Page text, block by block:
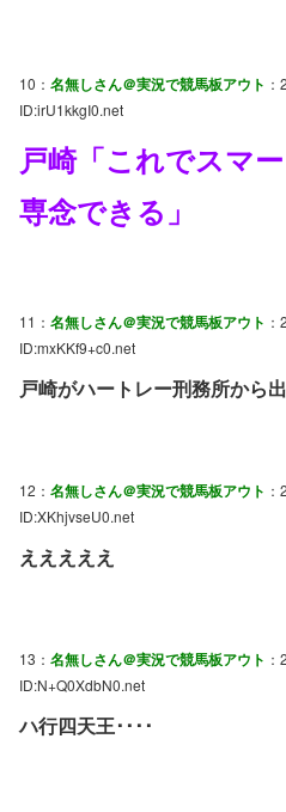
10： 名無しさん＠実況で競馬板アウト
ID:irU1kkgI0.net
戸崎「これでスマ
専念できる」
11： 名無しさん＠実況で競馬板アウト
ID:mxKKf9+c0.net
戸崎がハートレー刑務所から
12： 名無しさん＠実況で競馬板アウト
ID:XKhjvseU0.net
えええええ
13： 名無しさん＠実況で競馬板アウト
ID:N+Q0XdbN0.net
ハ行四天王････